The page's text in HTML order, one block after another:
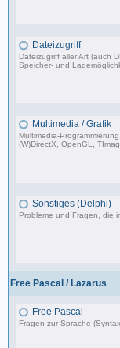
Dateizugriff
Dateizugriff aller Art (auch
Speicher- und
Multimedia / Grafik
Multimedia-
(W)DirectX, OpenGL,
Sonstiges (Delphi)
Probleme und Fragen, die
Free Pascal / Lazarus
Free Pascal
Fragen zur Sprache